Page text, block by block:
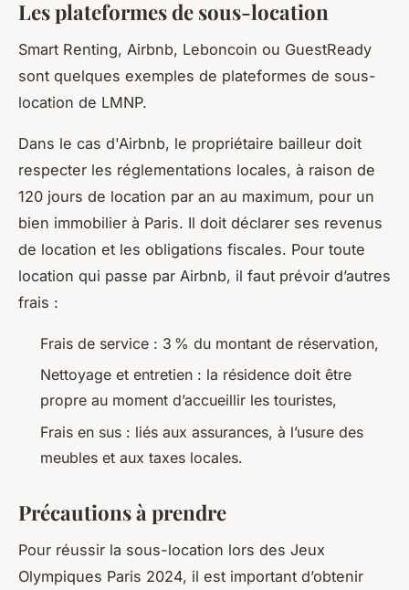
Les plateformes de sous-location
Smart Renting, Airbnb, Leboncoin ou GuestReady
sont quelques exemples de plateformes de sous-
location de LMNP.
Dans le cas d'Airbnb, le propriétaire bailleur doit
respecter les réglementations locales, à raison de
120 jours de location par an au maximum, pour un
bien immobilier à Paris. Il doit déclarer ses revenus
de location et les obligations fiscales. Pour toute
location qui passe par Airbnb, il faut prévoir d’autres
frais :
Frais de service : 3 % du montant de réservation,
Nettoyage et entretien : la résidence doit être
propre au moment d’accueillir les touristes,
Frais en sus : liés aux assurances, à l’usure des
meubles et aux taxes locales.
Précautions à prendre
Pour réussir la sous-location lors des Jeux
Olympiques Paris 2024, il est important d’obtenir